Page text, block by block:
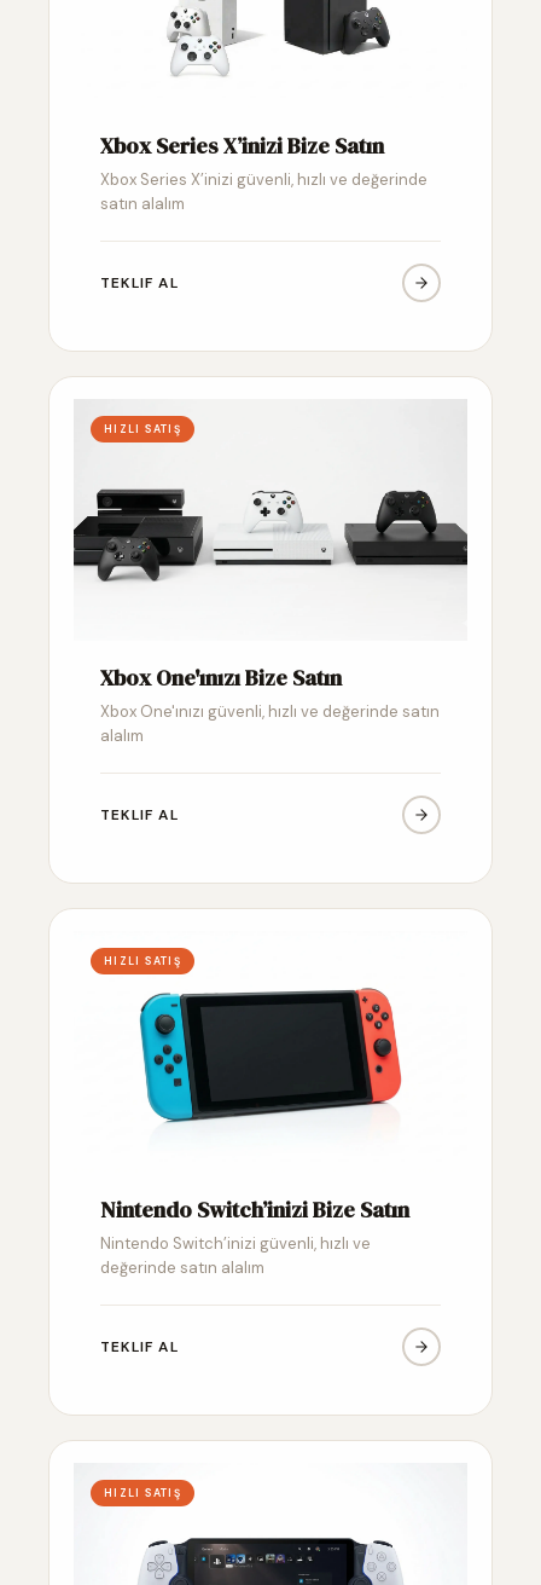
Xbox Series X’inizi Bize Satın
Xbox Series X’inizi güvenli, hızlı ve değerinde
satın alalım
TEKLIF AL
HIZLI SATIŞ
Xbox One'ınızı Bize Satın
Xbox One'ınızı güvenli, hızlı ve değerinde satın
alalım
TEKLIF AL
HIZLI SATIŞ
Nintendo Switch’inizi Bize Satın
Nintendo Switch’inizi güvenli, hızlı ve
değerinde satın alalım
TEKLIF AL
HIZLI SATIŞ